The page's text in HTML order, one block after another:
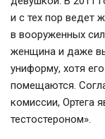
и с тех пор ведет
в вооруженных
женщина и даже
униформу, хотя
помещаются.
комиссии, Ортега
тестостероном».